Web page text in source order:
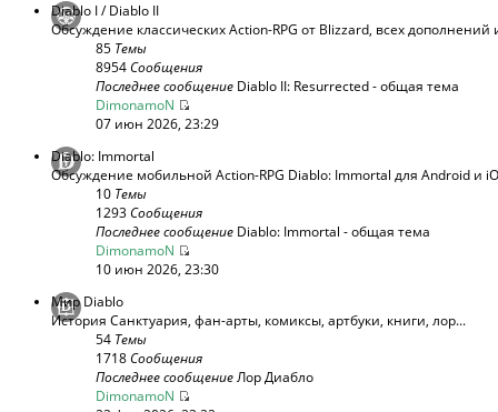
Diablo I / Diablo II
Обсуждение классических Action-RPG от Blizzard, всех дополнений
85 Темы
8954Сообщения
Последнее сообщение Diablo II: Resurrected - общая тема
DimonamoN
07 июн 2026, 23:29
Diablo: Immortal
Обсуждение мобильной Action-RPG Diablo: Immortal для Android и
10 Темы
1293Сообщения
Последнее сообщение Diablo: Immortal - общая тема
DimonamoN
10 июн 2026, 23:30
Мир Diablo
История Санктуария, фан-арты, комиксы, артбуки, книги, лор...
54 Темы
1718Сообщения
Последнее сообщениеЛор Диабло
DimonamoN